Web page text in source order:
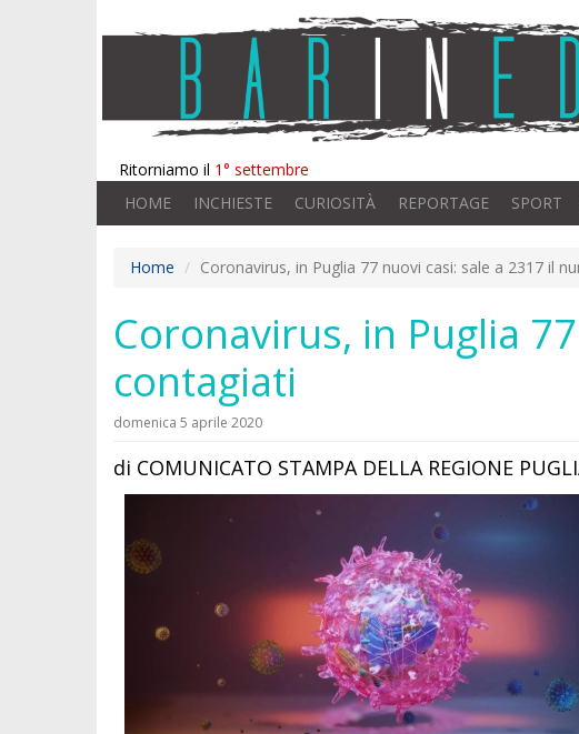
Ritorniamo il 1° settembre
HOME INCHIESTE CURIOSITÀ REPORTAGE SPORT
Home Coronavirus, in Puglia 77 nuovi casi: sale a 2317 il
Coronavirus, in Puglia
contagiati
domenica 5 aprile 2020
di COMUNICATO STAMPA DELLA REGIONE